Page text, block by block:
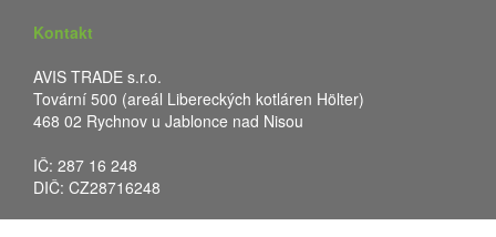
Kontakt
AVIS TRADE s.r.o.
Tovární 500 (areál Libereckých kotláren Hölter)
468 02 Rychnov u Jablonce nad Nisou
IČ: 287 16 248
DIČ: CZ28716248